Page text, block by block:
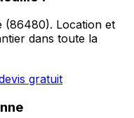
(86480). Location et
dans toute la
gratuit